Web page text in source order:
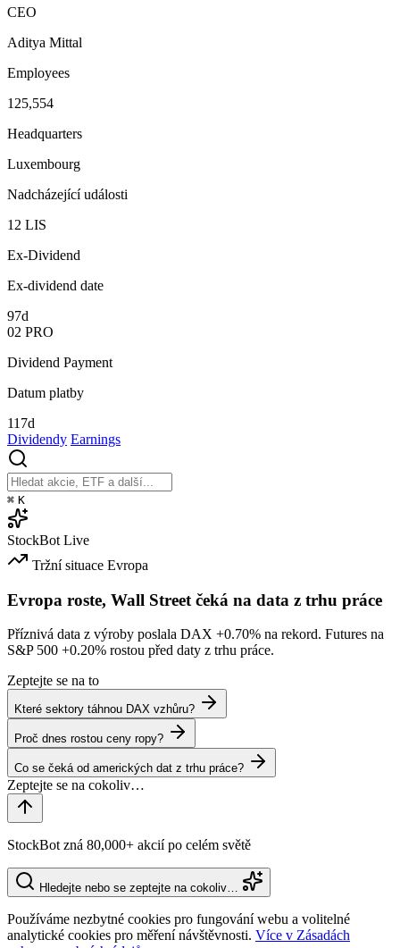
CEO
Aditya Mittal
Employees
125,554
Headquarters
Luxembourg
Nadcházející události
12 LIS
Ex-Dividend
Ex-dividend date
97d
02 PRO
Dividend Payment
Datum platby
117d
Dividendy Earnings
⌘ K
StockBot Live
Tržní situace Evropa
Evropa roste, Wall Street čeká na data z trhu práce
Příznivá data z výroby poslala DAX +0.70% na rekord. Futures na
S&P 500 +0.20% rostou před daty z trhu práce.
Zeptejte se na to
Které sektory táhnou DAX vzhůru?
Proč dnes rostou ceny ropy?
Co se čeká od amerických dat z trhu práce?
StockBot zná 80,000+ akcií po celém světě
Hledejte nebo se zeptejte na cokoliv…
Používáme nezbytné cookies pro fungování webu a volitelné
analytické cookies pro měření návštěvnosti. Více v Zásadách